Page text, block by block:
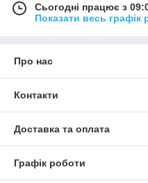
Сьогодні працює з
Показати весь графік
Про нас
Контакти
Доставка та оплата
Графік роботи